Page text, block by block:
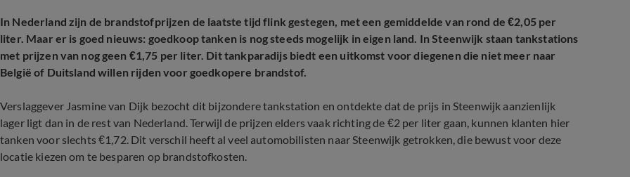
In Nederland zijn de brandstofprijzen de laatste tijd flink gestegen, met een gemiddelde van rond de €2,05 per
liter. Maar er is goed nieuws: goedkoop tanken is nog steeds mogelijk in eigen land. In Steenwijk staan tankstations
met prijzen van nog geen €1,75 per liter. Dit tankparadijs biedt een uitkomst voor diegenen die niet meer naar
België of Duitsland willen rijden voor goedkopere brandstof.
Verslaggever Jasmine van Dijk bezocht dit bijzondere tankstation en ontdekte dat de prijs in Steenwijk aanzienlijk
lager ligt dan in de rest van Nederland. Terwijl de prijzen elders vaak richting de €2 per liter gaan, kunnen klanten hier
tanken voor slechts €1,72. Dit verschil heeft al veel automobilisten naar Steenwijk getrokken, die bewust voor deze
locatie kiezen om te besparen op brandstofkosten.